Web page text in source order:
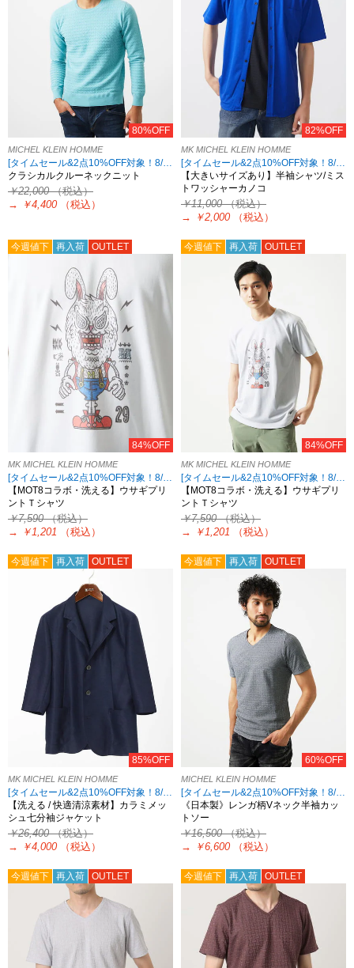
80%OFF
MICHEL KLEIN HOMME
[タイムセール&2点10%OFF対象！8/17 8:59まで アウトレット限定]
クラシカルクルーネックニット
￥22,000（税込）
→
￥4,400 （税込）
82%OFF
MK MICHEL KLEIN HOMME
[タイムセール&2点10%OFF対象！8/17 8:59まで アウトレット限定]
【大きいサイズあり】半袖シャツ/ミス
トワッシャーカノコ
￥11,000（税込）
→
￥2,000 （税込）
今週値下 再入荷 OUTLET
84%OFF
MK MICHEL KLEIN HOMME
[タイムセール&2点10%OFF対象！8/17 8:59まで アウトレット限定]
【MOT8コラボ・洗える】ウサギプリ
ントＴシャツ
￥7,590（税込）
→
￥1,201 （税込）
今週値下 再入荷 OUTLET
84%OFF
MK MICHEL KLEIN HOMME
[タイムセール&2点10%OFF対象！8/17 8:59まで アウトレット限定]
【MOT8コラボ・洗える】ウサギプリ
ントＴシャツ
￥7,590（税込）
→
￥1,201 （税込）
今週値下 再入荷 OUTLET
85%OFF
MK MICHEL KLEIN HOMME
[タイムセール&2点10%OFF対象！8/17 8:59まで アウトレット限定]
【洗える / 快適清涼素材】カラミメッ
シュ七分袖ジャケット
￥26,400（税込）
→
￥4,000 （税込）
今週値下 再入荷 OUTLET
60%OFF
MICHEL KLEIN HOMME
[タイムセール&2点10%OFF対象！8/17 8:59まで アウトレット限定]
《日本製》レンガ柄Vネック半袖カッ
トソー
￥16,500（税込）
→
￥6,600 （税込）
今週値下 再入荷 OUTLET 今週値下 再入荷 OUTLET